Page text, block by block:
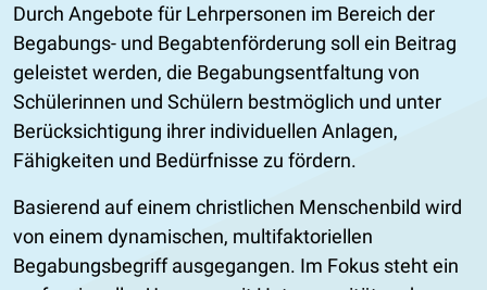
Durch Angebote für Lehrpersonen im Bereich der
Begabungs- und Begabtenförderung soll ein Beitrag
geleistet werden, die Begabungsentfaltung von
Schülerinnen und Schülern bestmöglich und unter
Berücksichtigung ihrer individuellen Anlagen,
Fähigkeiten und Bedürfnisse zu fördern.
Basierend auf einem christlichen Menschenbild wird
von einem dynamischen, multifaktoriellen
Begabungsbegriff ausgegangen. Im Fokus steht ein